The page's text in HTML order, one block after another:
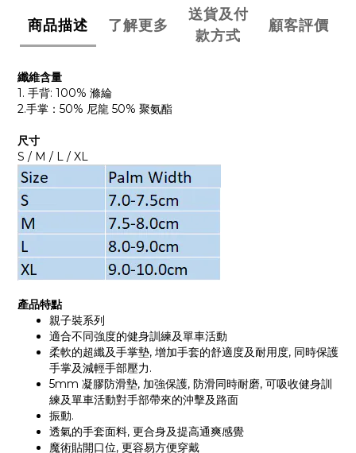
商品描述 了解更多
送貨及付
款方式
顧客評價
纖維含量
1. 手背: 100% 滌綸
2.手掌：50% 尼龍 50% 聚氨酯
尺寸
S / M / L / XL
產品特點
親子裝系列
適合不同強度的健身訓練及單車活動
柔軟的超纖及手掌墊, 增加手套的舒適度及耐用度, 同時保護
手掌及減輕手部壓力.
5mm 凝膠防滑墊, 加強保護, 防滑同時耐磨, 可吸收健身訓
練及單車活動對手部帶來的沖擊及路面
振動.
透氣的手套面料, 更合身及提高通爽感覺
魔術貼開口位, 更容易方便穿戴